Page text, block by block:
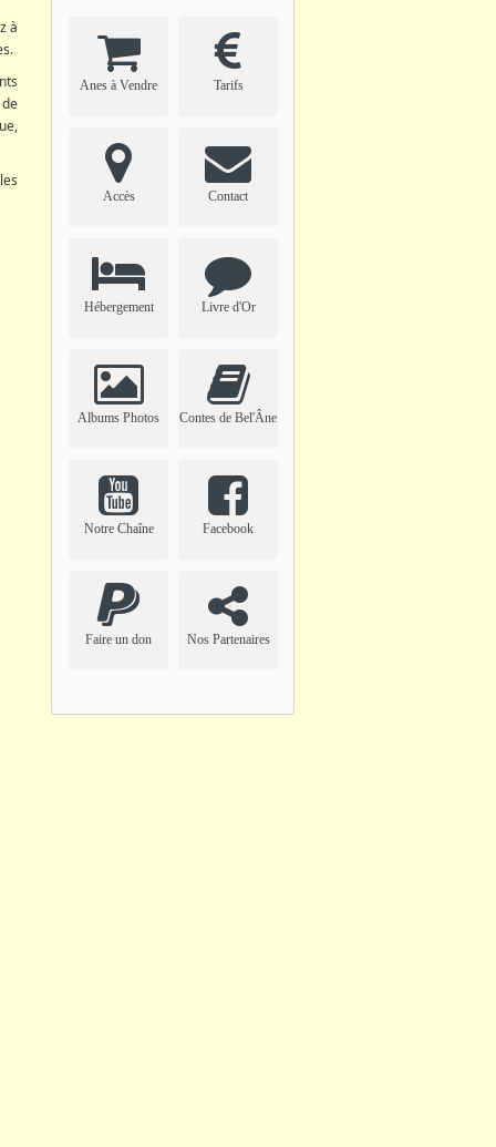
à
Anes à Vendre Tarifs
Accès Contact
Hébergement Livre d'Or
Albums Photos Contes de Bel'Âne
Notre Chaîne Facebook
Faire un don Nos Partenaires